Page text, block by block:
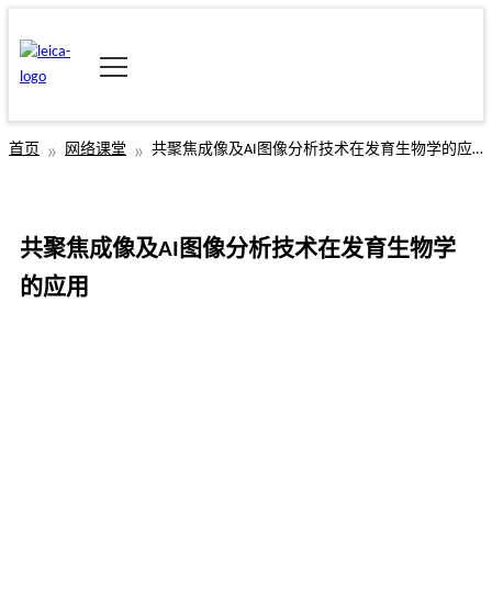
首页 网络课堂 共聚焦成像及AI图像分析技术在发育生物学的应用
共聚焦成像及AI图像分析技术在发育生物学
的应用